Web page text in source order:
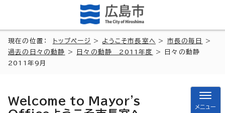
現在の位置： トップページ > ようこそ市長室へ > 市長の毎日
>
過去の日々の動静
> 日々の動静 2011年度
> 日々の動静
2011年9月
Welcome to Mayor's
メニュー